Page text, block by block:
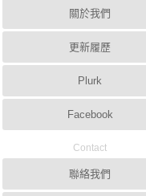
關於我們
更新履歷
Plurk
Facebook
Contact
聯絡我們